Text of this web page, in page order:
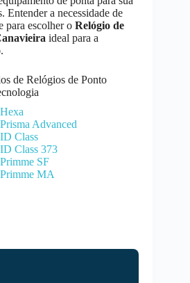
Entender a necessidade de
para escolher o Relógio de
ideal para a
de Relógios de Ponto
Advanced
Class
Class 373
SF
MA